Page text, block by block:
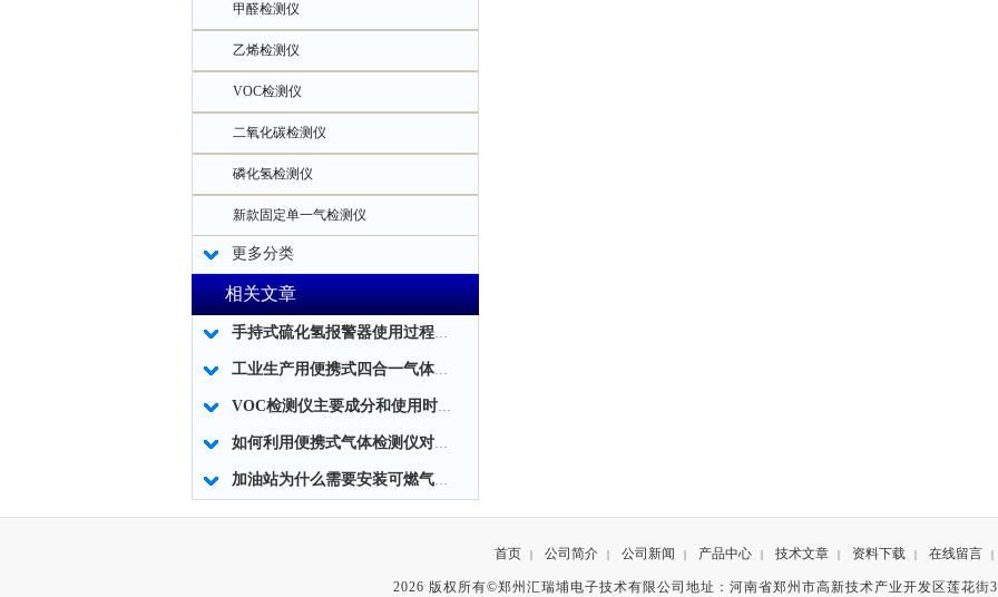
甲醛检测仪
乙烯检测仪
VOC检测仪
二氧化碳检测仪
磷化氢检测仪
新款固定单一气检测仪
更多分类
相关文章
手持式硫化氢报警器使用过程中需要注意的要点
工业生产用便携式四合一气体检测仪
VOC检测仪主要成分和使用时应注意事项
如何利用便携式气体检测仪对矿井内的有害气体进行科学检测？
加油站为什么需要安装可燃气体报警器
首页 | 公司简介 | 公司新闻 | 产品中心 | 技术文章 | 资料下载 | 在线留言 |
2026 版权所有©郑州汇瑞埔电子技术有限公司地址：河南省郑州市高新技术产业开发区莲花街